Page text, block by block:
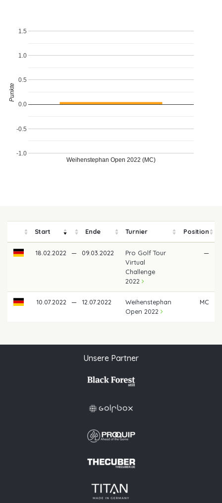
Weihenstephan Open 2022 (MC)
-1.0
-0.5
0.0
0.5
1.0
1.5
Punkte
Start Ende Turnier Position
18.02.2022 — 09.03.2022
Pro Golf Tour
Virtual
Challenge
2022
—
10.07.2022 — 12.07.2022
Weihenstephan
Open 2022
MC
Unsere Partner